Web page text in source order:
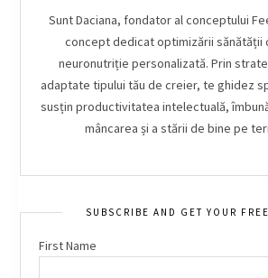
Sunt Daciana, fondator al conceptului
concept dedicat optimizării sănătății
neuronutriție personalizată. Prin
adaptate tipului tău de creier, te ghidez
susțin productivitatea intelectuală,
mâncarea și a stării de bine pe
SUBSCRIBE AND GET YOUR
First Name